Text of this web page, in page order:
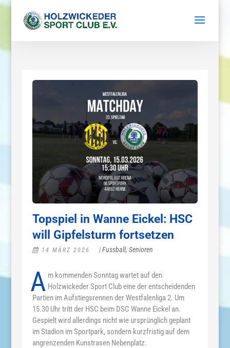
Topspiel in Wanne Eickel: HSC
will Gipfelsturm fortsetzen
14 MÄRZ 2026 |Fussball, Senioren
A m kommendenSonntagwartet aufden
HolzwickederSport Clubeinederentscheidenden
Partien imAufstiegsrennenderWestfalenliga 2. Um
15.30 Uhrtrittder HSC beim DSC Wanne Eickel an.
Gespieltwird allerdings nichtwie ursprünglichgeplant
imStadion imSportpark, sondern kurzfristig aufdem
angrenzenden Kunstrasen Nebenplatz.